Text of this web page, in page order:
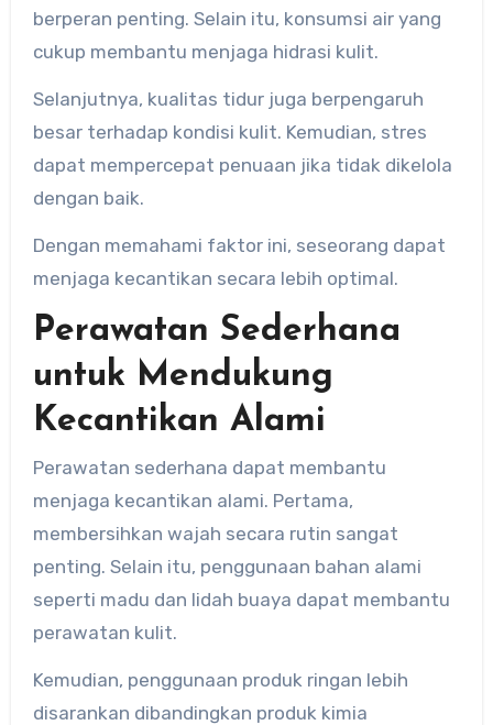
berperan penting. Selain itu, konsumsi air yang
cukup membantu menjaga hidrasi kulit.
Selanjutnya, kualitas tidur juga berpengaruh
besar terhadap kondisi kulit. Kemudian, stres
dapat mempercepat penuaan jika tidak dikelola
dengan baik.
Dengan memahami faktor ini, seseorang dapat
menjaga kecantikan secara lebih optimal.
Perawatan Sederhana
untuk Mendukung
Kecantikan Alami
Perawatan sederhana dapat membantu
menjaga kecantikan alami. Pertama,
membersihkan wajah secara rutin sangat
penting. Selain itu, penggunaan bahan alami
seperti madu dan lidah buaya dapat membantu
perawatan kulit.
Kemudian, penggunaan produk ringan lebih
disarankan dibandingkan produk kimia